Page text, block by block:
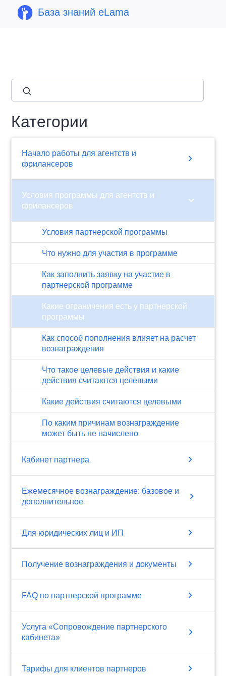
База знаний eLama
Категории
Начало работы для агентств и
фрилансеров
chevron_right
Условия программы для агентств и
фрилансеров
chevron_right
Условия партнерской программы
Что нужно для участия в программе
Как заполнить заявку на участие в
партнерской программе
Какие ограничения есть у партнерской
программы
Как способ пополнения влияет на расчет
вознаграждения
Что такое целевые действия и какие
действия считаются целевыми
Какие действия считаются целевыми
По каким причинам вознаграждение
может быть не начислено
Кабинет партнера chevron_right
Ежемесячное вознаграждение: базовое и
дополнительное
chevron_right
Для юридических лиц и ИП chevron_right
Получение вознаграждения и документы chevron_right
FAQ по партнерской программе chevron_right
Услуга «Сопровождение партнерского
кабинета»
chevron_right
Тарифы для клиентов партнеров chevron_right